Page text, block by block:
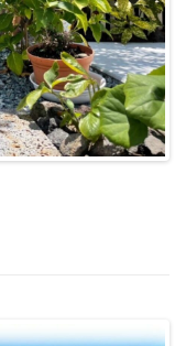
Next